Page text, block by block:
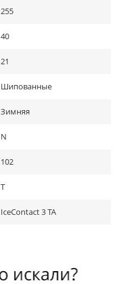
255
40
21
Шипованные
Зимняя
N
102
T
IceContact 3 ТА